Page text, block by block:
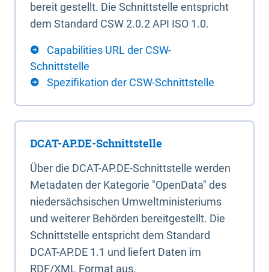
bereit gestellt. Die Schnittstelle entspricht
dem Standard CSW 2.0.2 API ISO 1.0.
Capabilities URL der CSW-
Schnittstelle
Spezifikation der CSW-Schnittstelle
DCAT-AP.DE-Schnittstelle
Über die DCAT-AP.DE-Schnittstelle werden
Metadaten der Kategorie "OpenData" des
niedersächsischen Umweltministeriums
und weiterer Behörden bereitgestellt. Die
Schnittstelle entspricht dem Standard
DCAT-AP.DE 1.1 und liefert Daten im
RDF/XML Format aus.